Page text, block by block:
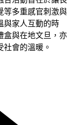
等多重感官刺激與
與家人互動的時
盒與在地文旦，亦
會的溫暖。